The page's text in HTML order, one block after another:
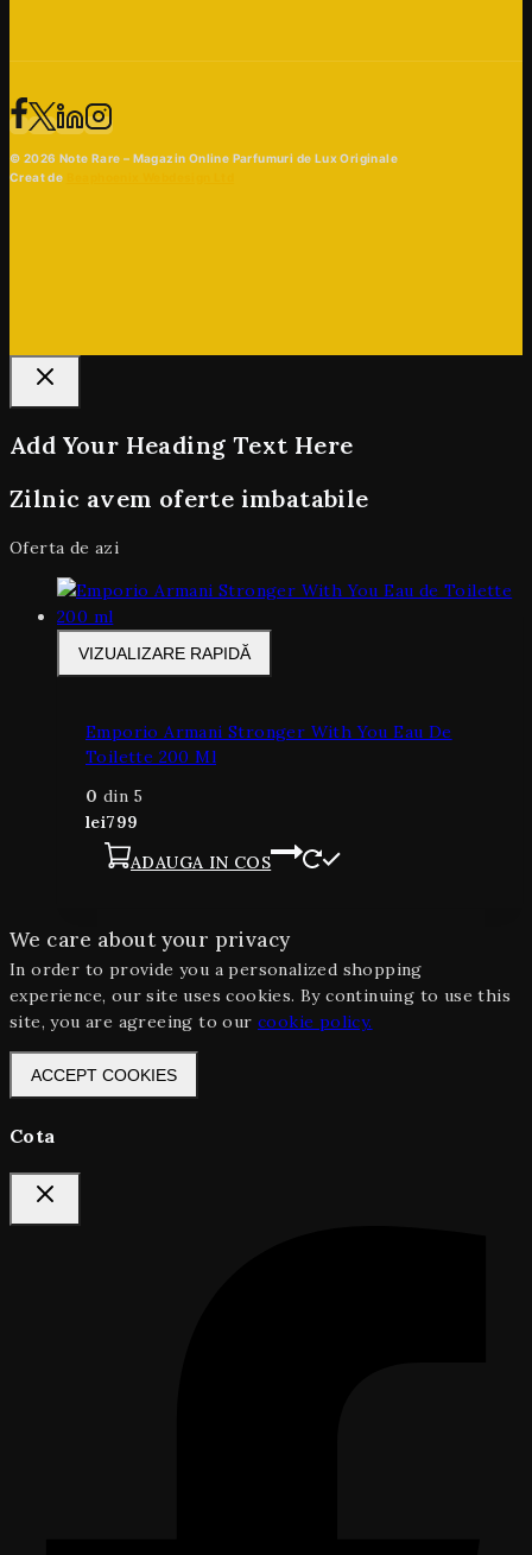
© 2026 Note Rare – Magazin Online Parfumuri de Lux Originale
Creat de
Add Your Heading Text Here
Zilnic avem oferte imbatabile
Oferta de azi
VIZUALIZARE RAPIDĂ
Emporio Armani Stronger With You Eau De
Toilette 200 Ml
0 din 5
lei799
ADAUGA IN COS
We care about your privacy
In order to provide you a personalized shopping
experience, our site uses cookies. By continuing to use this
site, you are agreeing to our cookie policy.
ACCEPT COOKIES
Cota